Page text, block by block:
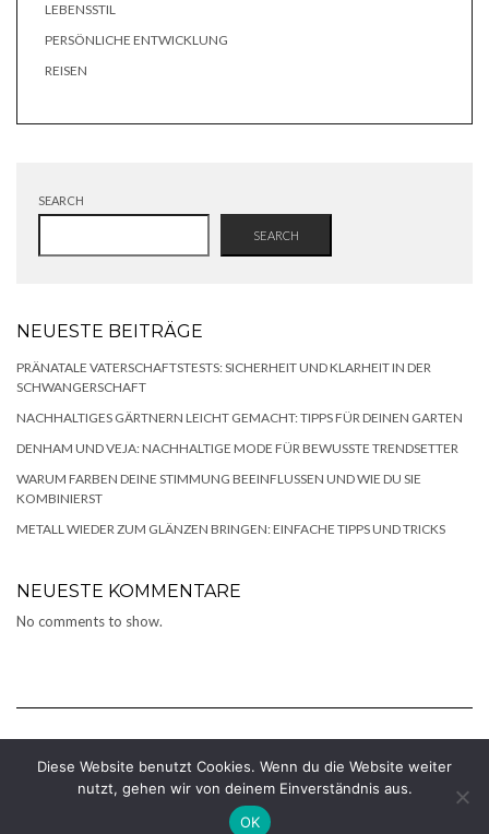
LEBENSSTIL
PERSÖNLICHE ENTWICKLUNG
REISEN
SEARCH
SEARCH
NEUESTE BEITRÄGE
PRÄNATALE VATERSCHAFTSTESTS: SICHERHEIT UND KLARHEIT IN DER
SCHWANGERSCHAFT
NACHHALTIGES GÄRTNERN LEICHT GEMACHT: TIPPS FÜR DEINEN GARTEN
DENHAM UND VEJA: NACHHALTIGE MODE FÜR BEWUSSTE TRENDSETTER
WARUM FARBEN DEINE STIMMUNG BEEINFLUSSEN UND WIE DU SIE
KOMBINIERST
METALL WIEDER ZUM GLÄNZEN BRINGEN: EINFACHE TIPPS UND TRICKS
NEUESTE KOMMENTARE
No comments to show.
Copyright © 2026Kale
by LyraThemes.com.
Diese Website benutzt Cookies. Wenn du die Website weiter
nutzt, gehen wir von deinem Einverständnis aus.
OK